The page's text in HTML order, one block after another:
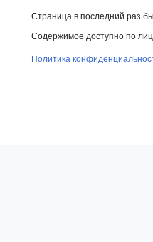
Страница в последний раз
Содержимое доступно по
Политика